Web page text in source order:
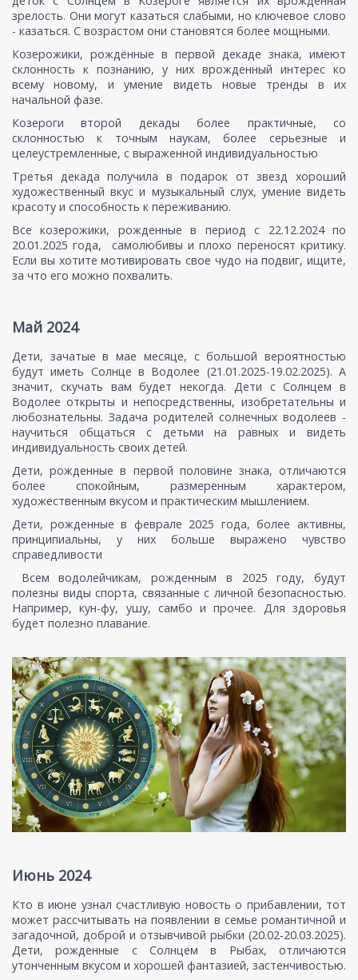
зрелость. Они могут казаться слабыми, но ключевое слово
- казаться. С возрастом они становятся более мощными.
Козерожики, рождённые в первой декаде знака, имеют
склонность к познанию, у них врожденный интерес ко
всему новому, и умение видеть новые тренды в их
начальной фазе.
Козероги второй декады более практичные, со
склонностью к точным наукам, более серьезные и
целеустремленные, с выраженной индивидуальностью
Третья декада получила в подарок от звезд хороший
художественный вкус и музыкальный слух, умение видеть
красоту и способность к переживанию.
Все козерожики, рожденные в период с 22.12.2024 по
20.01.2025 года, самолюбивы и плохо переносят критику.
Если вы хотите мотивировать свое чудо на подвиг, ищите,
за что его можно похвалить.
Май 2024
Дети, зачатые в мае месяце, с большой вероятностью
будут иметь Солнце в Водолее (21.01.2025-19.02.2025). А
значит, скучать вам будет некогда. Дети с Солнцем в
Водолее открыты и непосредственны, изобретательны и
любознательны. Задача родителей солнечных водолеев -
научиться общаться с детьми на равных и видеть
индивидуальность своих детей.
Дети, рожденные в первой половине знака, отличаются
более спокойным, размеренным характером,
художественным вкусом и практическим мышлением.
Дети, рожденные в феврале 2025 года, более активны,
принципиальны, у них больше выражено чувство
справедливости
Всем водолейчикам, рожденным в 2025 году, будут
полезны виды спорта, связанные с личной безопасностью.
Например, кун-фу, ушу, самбо и прочее. Для здоровья
будет полезно плавание.
Июнь 2024
Кто в июне узнал счастливую новость о прибавлении, тот
может рассчитывать на появлении в семье романтичной и
загадочной, доброй и отзывчивой рыбки (20.02-20.03.2025).
Дети, рожденные с Солнцем в Рыбах, отличаются
утонченным вкусом и хорошей фантазией, застенчивостью.